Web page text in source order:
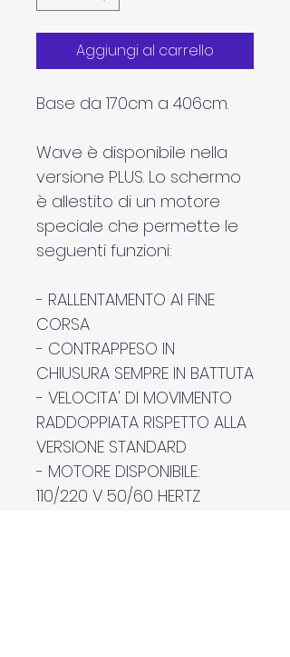
Aggiungi al carrello
Base da 170cm a 406cm.
Wave è disponibile nella
versione PLUS. Lo schermo
è allestito di un motore
speciale che permette le
seguenti funzioni:
- RALLENTAMENTO AI FINE
CORSA
- CONTRAPPESO IN
CHIUSURA SEMPRE IN BATTUTA
- VELOCITA' DI MOVIMENTO
RADDOPPIATA RISPETTO ALLA
VERSIONE STANDARD
- MOTORE DISPONIBILE:
110/220 V 50/60 HERTZ